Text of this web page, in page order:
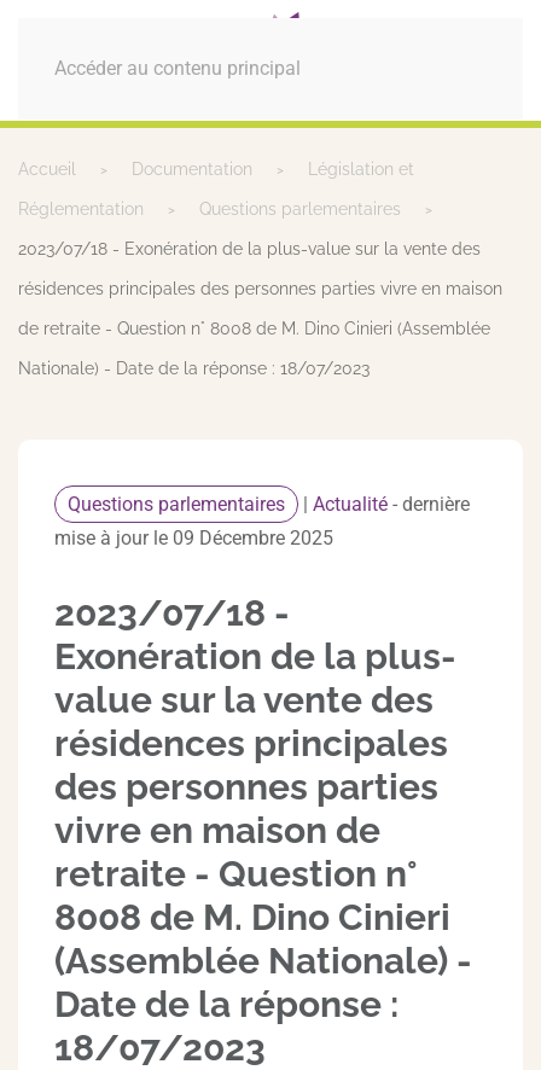
Accéder au contenu principal
MENU
Accueil Documentation Législation et
Réglementation Questions parlementaires
2023/07/18 - Exonération de la plus-value sur la vente des
résidences principales des personnes parties vivre en maison
de retraite - Question n° 8008 de M. Dino Cinieri (Assemblée
Nationale) - Date de la réponse : 18/07/2023
Questions parlementaires | Actualité - dernière
mise à jour le 09 Décembre 2025
2023/07/18 -
Exonération de la plus-
value sur la vente des
résidences principales
des personnes parties
vivre en maison de
retraite - Question n°
8008 de M. Dino Cinieri
(Assemblée Nationale) -
Date de la réponse :
18/07/2023